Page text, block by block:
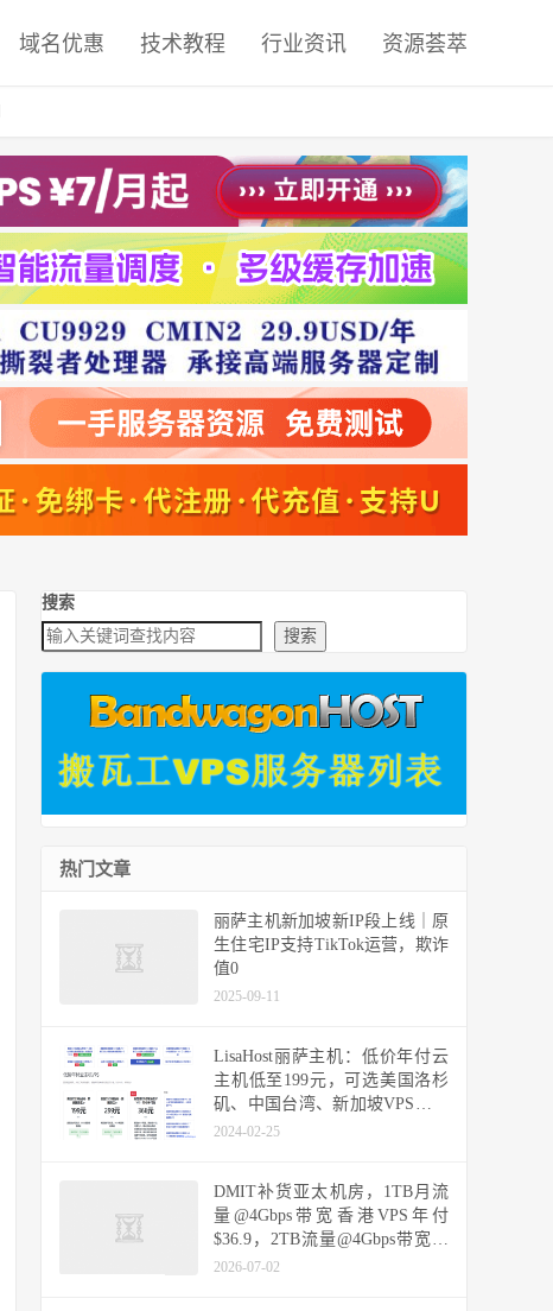
域名优惠 技术教程 行业资讯 资源荟萃
搜索
搜索
热门文章
丽萨主机新加坡新IP段上线｜原
生住宅IP支持TikTok运营，欺诈
值0
2025-09-11
LisaHost丽萨主机：低价年付云
主机低至199元，可选美国洛杉
矶、中国台湾、新加坡VPS，支
持48小时内无条件退款
2024-02-25
DMIT补货亚太机房，1TB月流
量@4Gbps带宽香港VPS年付
$36.9，2TB流量@4Gbps带宽日
本VPS月付$6.9，可选三网CN2
2026-07-02